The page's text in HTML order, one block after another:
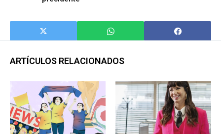
ARTÍCULOS RELACIONADOS